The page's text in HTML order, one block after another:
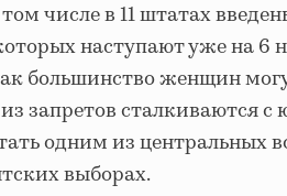
числе в 11 штатах
наступают уже на 6
большинство женщин
запретов сталкиваются
одним из центральных
выборах.